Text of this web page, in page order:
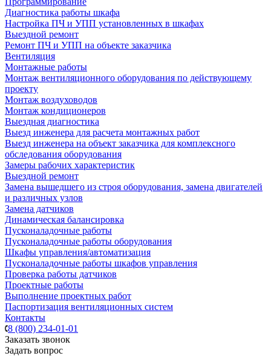
Диагностика работы шкафа
Настройка ПЧ и УПП установленных в шкафах
Выездной ремонт
Ремонт ПЧ и УПП на объекте заказчика
Вентиляция
Монтажные работы
Монтаж вентиляционного оборудования по действующему
проекту
Монтаж воздуховодов
Монтаж кондиционеров
Выездная диагностика
Выезд инженера для расчета монтажных работ
Выезд инженера на объект заказчика для комплексного
обследования оборудования
Замеры рабочих характеристик
Выездной ремонт
Замена вышедшего из строя оборудования, замена двигателей
и различных узлов
Замена датчиков
Динамическая балансировка
Пусконаладочные работы
Пусконаладочные работы оборудования
Шкафы управления/автоматизация
Пусконаладочные работы шкафов управления
Проверка работы датчиков
Проектные работы
Выполнение проектных работ
Паспортизация вентиляционных систем
Контакты
8 (800) 234-01-01
Заказать звонок
Задать вопрос